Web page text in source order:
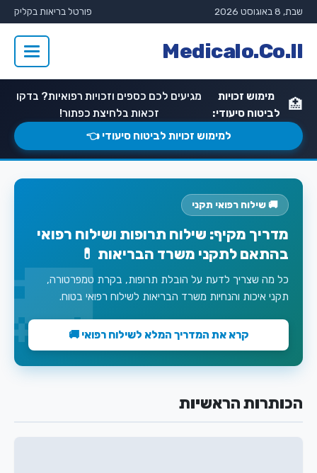
שבת, 8 באוגוסט 2026 פורטל בריאות בקליק
Medicalo.Co.Il
🏥
מימוש זכויות
לביטוח סיעודי:
מגיעים לכם כספים וזכויות רפואיות? בדקו
זכאות בלחיצת כפתור!
למימוש זכויות לביטוח סיעודי 👈
🚚 שילוח רפואי תקני
מדריך מקיף: שילוח תרופות ושילוח רפואי
בהתאם לתקני משרד הבריאות 💊
כל מה שצריך לדעת על הובלת תרופות, בקרת טמפרטורה,
תקני איכות והנחיות משרד הבריאות לשילוח רפואי בטוח.
קרא את המדריך המלא לשילוח רפואי 🚚
הכותרות הראשיות